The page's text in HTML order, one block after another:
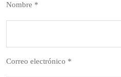
Nombre *
Correo electrónico *